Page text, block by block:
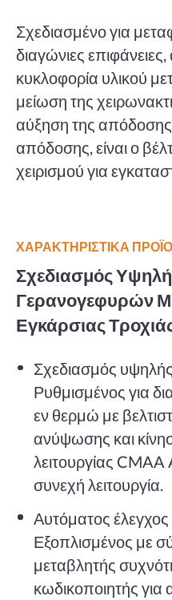
Σχεδιασμένο για
διαγώνιες
κυκλοφορία υλικού
μείωση της
αύξηση της
απόδοσης, είναι ο
χειρισμού για
ΧΑΡΑΚΤΗΡΙΣΤΙΚΑ
Σχεδιασμός
Γερανογεφυρών
Εγκάρσιας
Σχεδιασμός
Ρυθμισμένος για
εν θερμώ με
ανύψωσης και
λειτουργίας CMAA
συνεχή λειτουργία.
Αυτόματος
Εξοπλισμένος με
μεταβλητής
κωδικοποιητής